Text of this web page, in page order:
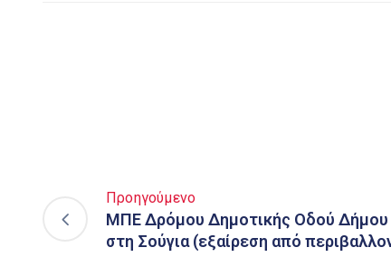
Προηγούμενο
ΜΠΕ Δρόμου Δημοτικής Οδού Δήμου
στη Σούγια (εξαίρεση από